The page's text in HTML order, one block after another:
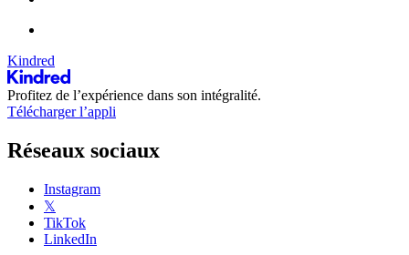
Kindred
Profitez de l’expérience dans son intégralité.
Télécharger l’appli
Réseaux sociaux
Instagram
𝕏
TikTok
LinkedIn